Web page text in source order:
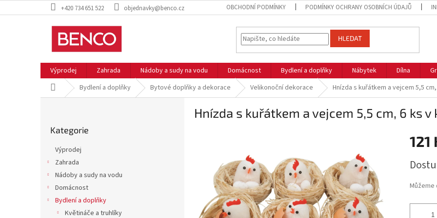
na
+420 734 651 522 objednavky@benco.cz OBCHODNÍ PODMÍNKY PODMÍNKY OCHRANY OSOBNÍCH ÚDAJŮ
HLEDAT
Výprodej Zahrada Nádoby a sudy na vodu Domácnost Bydlení a doplňky Nábytek Dílna
Domů Bydlení a doplňky Bytové doplňky a dekorace Velikonoční dekorace Hnízda s kuřátkem a vejcem 5,5
kategorie
Kategorie
Výprodej
Zahrada
Nádoby a sudy na vodu
Domácnost
Bydlení a doplňky
Květináče a truhlíky
Hnízda s kuřátkem a vejcem 5,5 cm, 6 ks v
121
cena:
Můžeme